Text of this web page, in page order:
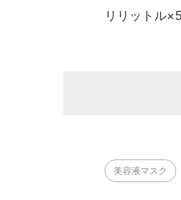
リリットル
美容液マスク